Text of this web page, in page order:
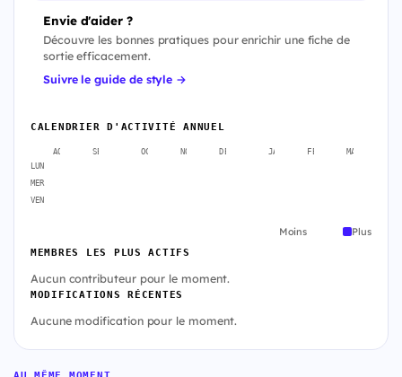
Envie d'aider ?
Découvre les bonnes pratiques pour enrichir une fiche de
sortie efficacement.
Suivre le guide de style →
CALENDRIER D'ACTIVITÉ ANNUEL
AOÛT SEPT. OCT. NOV. DÉC. JANV. FÉVR. MARS
LUN
MER
VEN
Moins Plus
MEMBRES LES PLUS ACTIFS
Aucun contributeur pour le moment.
MODIFICATIONS RÉCENTES
Aucune modification pour le moment.